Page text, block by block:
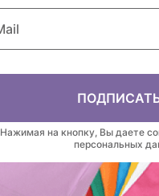
Нажимая на кнопку, Вы даете
персональных